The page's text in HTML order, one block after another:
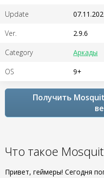
Update
Ver. 2.9.6
Category Аркады
OS 9+
Получить
Что такое
Привет, геймеры! Сегодня